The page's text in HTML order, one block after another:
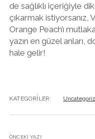
de sağlıklı içeriğiyle
çıkarmak
Orange Peach’ı
yazın en güzel anları,
hale gelir!
KATEGORILER:
ÖNCEKI YAZI